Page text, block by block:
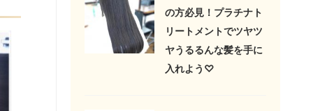
の方必見！プラチナト
リートメントでツヤツ
ヤうるるんな髪を手に
入れよう♡